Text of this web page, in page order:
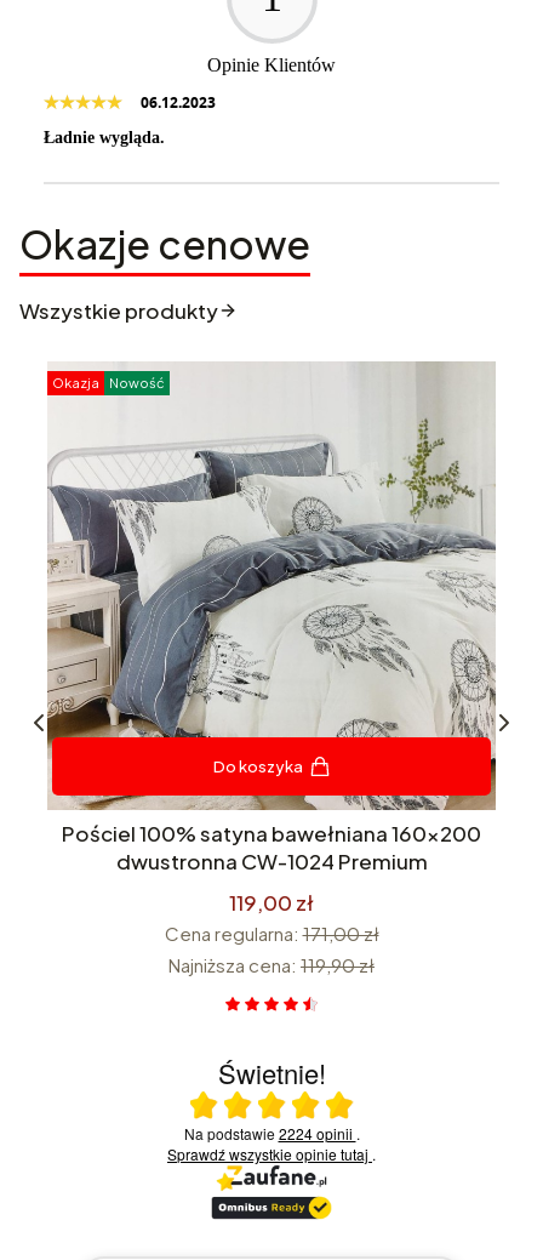
Opinie Klientów
06.12.2023
Ładnie wygląda.
Okazje cenowe
Wszystkie produkty
Okazja Nowość
Do koszyka
Pościel 100% satyna bawełniana 160x200
dwustronna CW-1024 Premium
119,00 zł
Cena regularna: 171,00 zł
Najniższa cena: 119,90 zł
Świetnie!
Ocena średnia 5 na 5
Na podstawie2224 opinii .
Sprawdź wszystkie opinietutaj .